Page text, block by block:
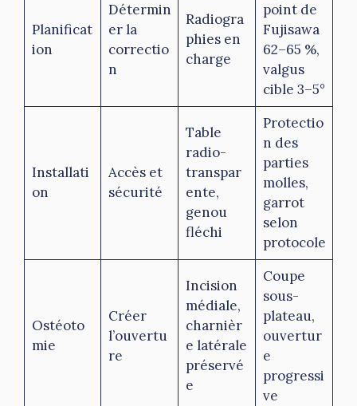
Planificat
ion
Détermin
er la
correctio
n
Radiogra
phies en
charge
point de
Fujisawa
62–65 %,
valgus
cible 3–5°
Installati
on
Accès et
sécurité
Table
radio-
transpar
ente,
genou
fléchi
Protectio
n des
parties
molles,
garrot
selon
protocole
Ostéoto
mie
Créer
l’ouvertu
re
Incision
médiale,
charnièr
e latérale
préservé
e
Coupe
sous-
plateau,
ouvertur
e
progressi
ve